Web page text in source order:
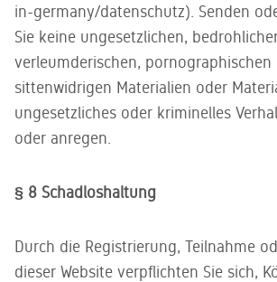
in-germany/datenschutz). Senden
Sie keine ungesetzlichen,
verleumderischen, pornographischen
sittenwidrigen Materialien oder
ungesetzliches oder kriminelles
oder anregen.
§ 8 Schadloshaltung
Durch die Registrierung, Teilnahme
dieser Website verpflichten Sie sich,